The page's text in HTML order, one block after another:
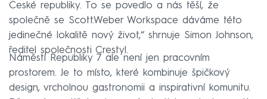
České republiky. To se povedlo a nás těší, že
společně se Scott.Weber Workspace dáváme této
jedinečné lokalitě nový život,“ shrnuje Simon Johnson,
ředitel společnosti Crestyl.
Náměstí Republiky 7 ale není jen pracovním
prostorem. Je to místo, které kombinuje špičkový
design, vrcholnou gastronomii a inspirativní komunitu.